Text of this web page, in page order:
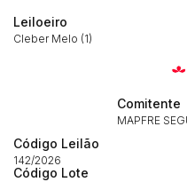
Leiloeiro
Cleber Melo (1)
Comitente
MAPFRE
Código Leilão
142/2026
Código Lote
(Art. 895, CPC)
Histórico de
Habilite-se para